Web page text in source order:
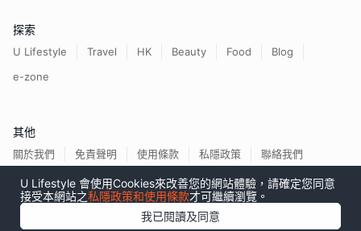
探索
U Lifestyle Travel HK Beauty Food
Blog
e-zone
其他
關於我們 免責聲明 使用條款 私隱政策 聯絡我們
2026
U Lifestyle 會使用Cookies來改善您的網站體驗，請確定您同意
接受本網站之私隱政策和使用條款才可繼續瀏覽。
我已閱讀及同意